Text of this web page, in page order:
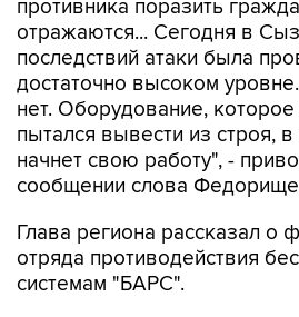
противника поразить
отражаются... Сегодня в
последствий атаки была
достаточно высоком
нет. Оборудование,
пытался вывести из строя,
начнет свою работу", -
сообщении слова
Глава региона рассказал о
отряда противодействия
системам "БАРС".